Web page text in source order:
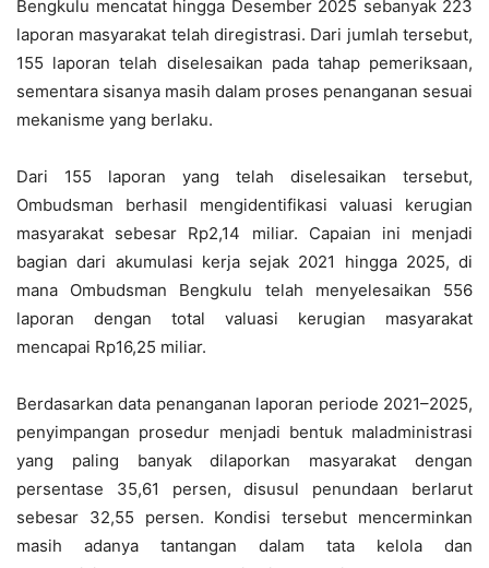
Bengkulu mencatat hingga Desember 2025 sebanyak 223
laporan masyarakat telah diregistrasi. Dari jumlah tersebut,
155 laporan telah diselesaikan pada tahap pemeriksaan,
sementara sisanya masih dalam proses penanganan sesuai
mekanisme yang berlaku.
Dari 155 laporan yang telah diselesaikan tersebut,
Ombudsman berhasil mengidentifikasi valuasi kerugian
masyarakat sebesar Rp2,14 miliar. Capaian ini menjadi
bagian dari akumulasi kerja sejak 2021 hingga 2025, di
mana Ombudsman Bengkulu telah menyelesaikan 556
laporan dengan total valuasi kerugian masyarakat
mencapai Rp16,25 miliar.
Berdasarkan data penanganan laporan periode 2021–2025,
penyimpangan prosedur menjadi bentuk maladministrasi
yang paling banyak dilaporkan masyarakat dengan
persentase 35,61 persen, disusul penundaan berlarut
sebesar 32,55 persen. Kondisi tersebut mencerminkan
masih adanya tantangan dalam tata kelola dan